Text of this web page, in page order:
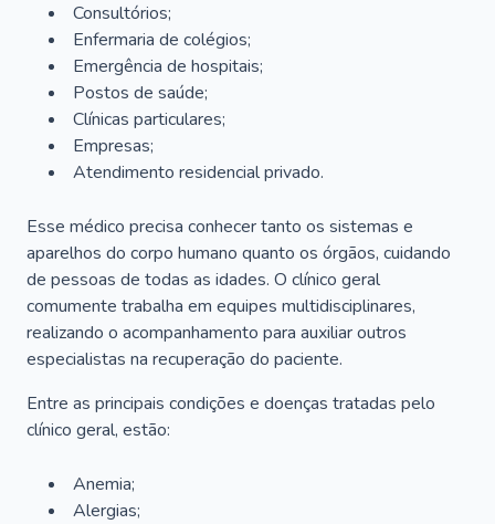
Consultórios;
Enfermaria de colégios;
Emergência de hospitais;
Postos de saúde;
Clínicas particulares;
Empresas;
Atendimento residencial privado.
Esse médico precisa conhecer tanto os sistemas e
aparelhos do corpo humano quanto os órgãos, cuidando
de pessoas de todas as idades. O clínico geral
comumente trabalha em equipes multidisciplinares,
realizando o acompanhamento para auxiliar outros
especialistas na recuperação do paciente.
Entre as principais condições e doenças tratadas pelo
clínico geral, estão:
Anemia;
Alergias;